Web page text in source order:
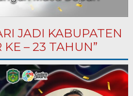
JADI KABUPATEN
– 23 TAHUN”